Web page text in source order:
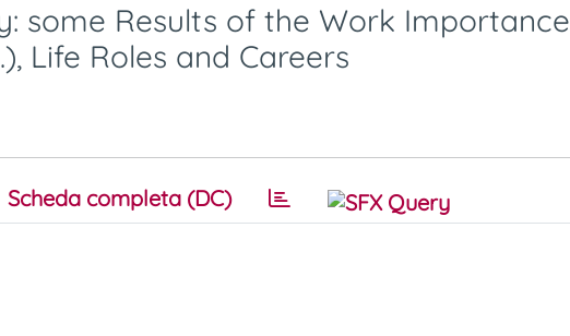
some Results of the Work Importance
Life Roles and Careers
Scheda completa (DC)